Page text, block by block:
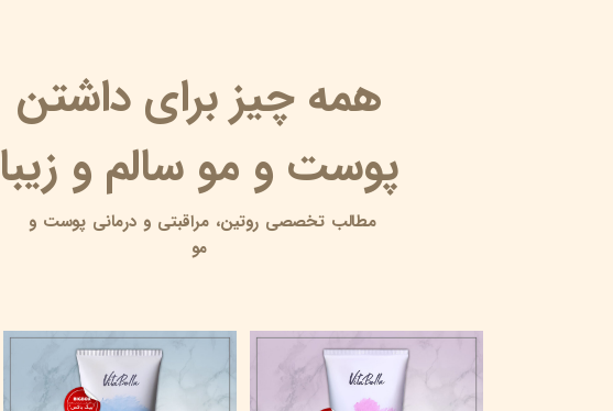
همه چیز برای داشتن
پوست و مو سالم و زیبا
مطالب تخصصی روتین،مراقبتی و درمانی پوست و
مو